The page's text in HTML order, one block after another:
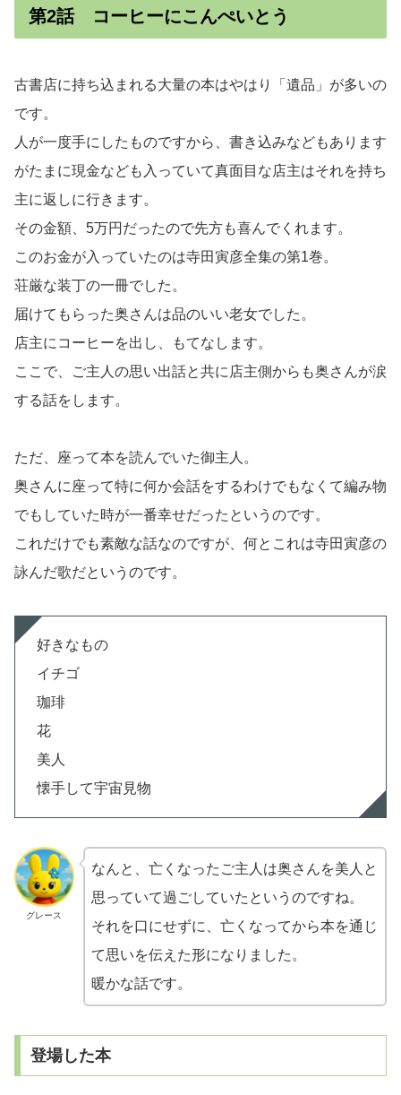
第2話 コーヒーにこんぺいとう
古書店に持ち込まれる大量の本はやはり「遺品」が多いの
です。
人が一度手にしたものですから、書き込みなどもあります
がたまに現金なども入っていて真面目な店主はそれを持ち
主に返しに行きます。
その金額、5万円だったので先方も喜んでくれます。
このお金が入っていたのは寺田寅彦全集の第1巻。
荘厳な装丁の一冊でした。
届けてもらった奥さんは品のいい老女でした。
店主にコーヒーを出し、もてなします。
ここで、ご主人の思い出話と共に店主側からも奥さんが涙
する話をします。
ただ、座って本を読んでいた御主人。
奥さんに座って特に何か会話をするわけでもなくて編み物
でもしていた時が一番幸せだったというのです。
これだけでも素敵な話なのですが、何とこれは寺田寅彦の
詠んだ歌だというのです。
好きなもの
イチゴ
珈琲
花
美人
懐手して宇宙見物
グレース
なんと、亡くなったご主人は奥さんを美人と
思っていて過ごしていたというのですね。
それを口にせずに、亡くなってから本を通じ
て思いを伝えた形になりました。
暖かな話です。
登場した本